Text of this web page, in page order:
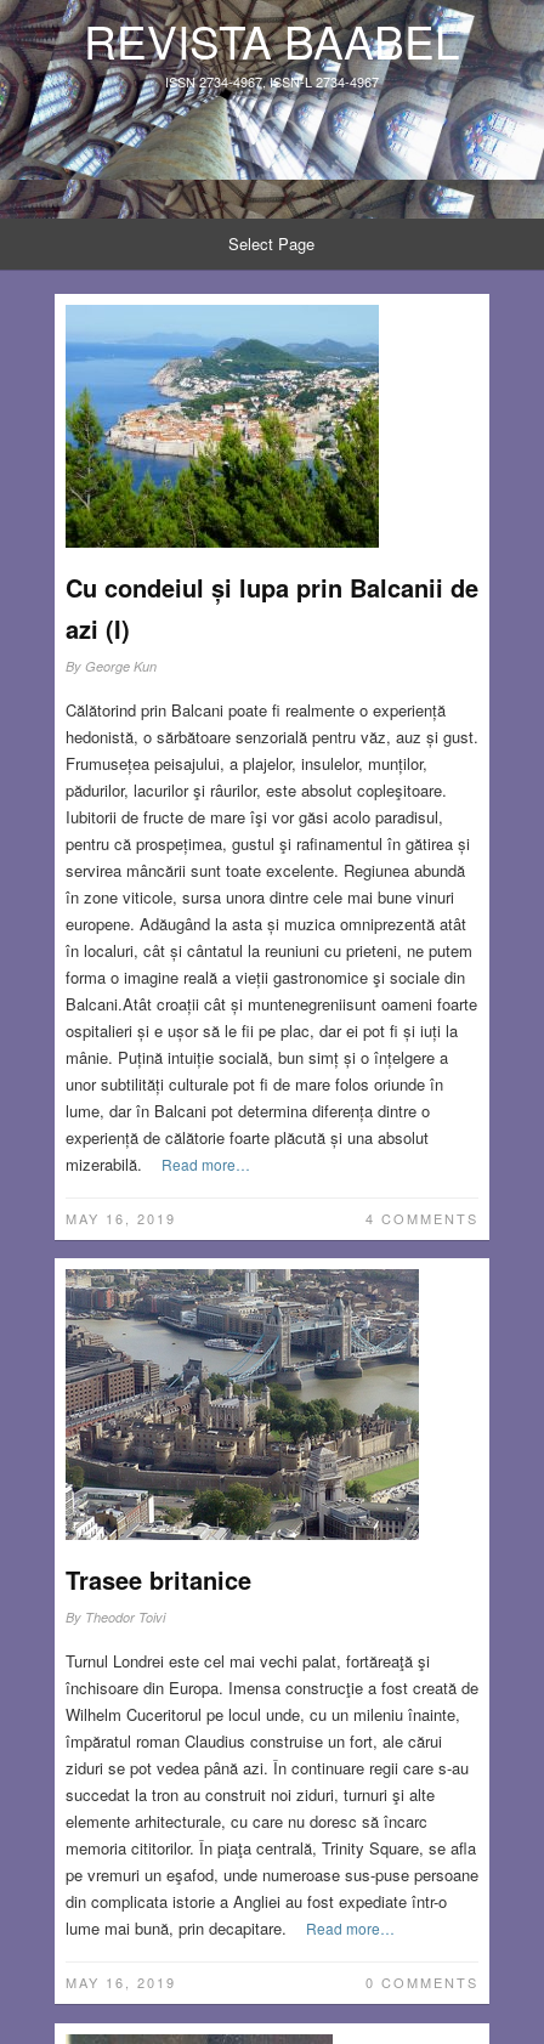
REVISTA BAABEL
ISSN 2734-4967, ISSN-L 2734-4967
Select Page
Cu condeiul și lupa prin Balcanii de
azi (I)
By George Kun
Călătorind prin Balcani poate fi realmente o experiență
hedonistă, o sărbătoare senzorială pentru văz, auz și gust.
Frumusețea peisajului, a plajelor, insulelor, munților,
pădurilor, lacurilor şi râurilor, este absolut copleşitoare.
Iubitorii de fructe de mare îşi vor găsi acolo paradisul,
pentru că prospețimea, gustul şi rafinamentul în gătirea și
servirea mâncării sunt toate excelente. Regiunea abundă
în zone viticole, sursa unora dintre cele mai bune vinuri
europene. Adăugând la asta și muzica omniprezentă atât
în localuri, cât și cântatul la reuniuni cu prieteni, ne putem
forma o imagine reală a vieții gastronomice şi sociale din
Balcani.Atât croații cât și muntenegreniisunt oameni foarte
ospitalieri și e ușor să le fii pe plac, dar ei pot fi și iuți la
mânie. Puțină intuiție socială, bun simț și o înțelgere a
unor subtilități culturale pot fi de mare folos oriunde în
lume, dar în Balcani pot determina diferența dintre o
experiență de călătorie foarte plăcută și una absolut
mizerabilă.
Read more…
MAY 16, 2019 4 COMMENTS
Trasee britanice
By Theodor Toivi
Turnul Londrei este cel mai vechi palat, fortăreaţă şi
închisoare din Europa. Imensa construcţie a fost creată de
Wilhelm Cuceritorul pe locul unde, cu un mileniu înainte,
împăratul roman Claudius construise un fort, ale cărui
ziduri se pot vedea până azi. În continuare regii care s-au
succedat la tron au construit noi ziduri, turnuri şi alte
elemente arhitecturale, cu care nu doresc să încarc
memoria cititorilor. În piaţa centrală, Trinity Square, se afla
pe vremuri un eşafod, unde numeroase sus-puse persoane
din complicata istorie a Angliei au fost expediate într-o
lume mai bună, prin decapitare.
Read more…
MAY 16, 2019 0 COMMENTS